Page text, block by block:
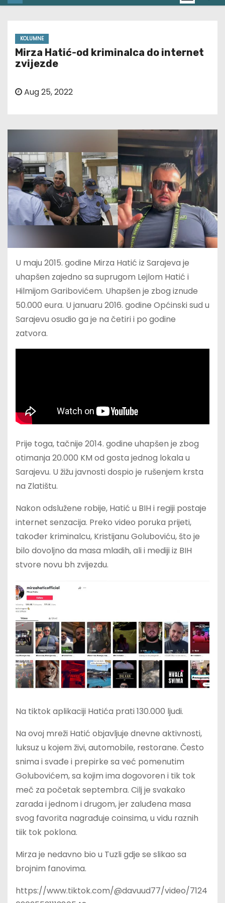
KOLUMNE
Mirza Hatić-od kriminalca do internet
zvijezde
Aug 25, 2022
U maju 2015. godine Mirza Hatić iz Sarajeva je
uhapšen zajedno sa suprugom Lejlom Hatić i
Hilmijom Garibovićem. Uhapšen je zbog iznude
50.000 eura. U januaru 2016. godine Općinski sud u
Sarajevu osudio ga je na četiri i po godine
zatvora.
Prije toga, tačnije 2014. godine uhapšen je zbog
otimanja 20.000 KM od gosta jednog lokala u
Sarajevu. U žižu javnosti dospio je rušenjem krsta
na Zlatištu.
Nakon odslužene robije, Hatić u BIH i regiji postaje
internet senzacija. Preko video poruka prijeti,
također kriminalcu, Kristijanu Goluboviću, što je
bilo dovoljno da masa mladih, ali i mediji iz BIH
stvore novu bh zvijezdu.
Na tiktok aplikaciji Hatića prati 130.000 ljudi.
Na ovoj mreži Hatić objavljuje dnevne aktivnosti,
luksuz u kojem živi, automobile, restorane. Često
snima i svađe i prepirke sa već pomenutim
Golubovićem, sa kojim ima dogovoren i tik tok
meč za početak septembra. Cilj je svakako
zarada i jednom i drugom, jer zaluđena masa
svog favorita nagrađuje coinsima, u vidu raznih
tiik tok poklona.
Mirza je nedavno bio u Tuzli gdje se slikao sa
brojnim fanovima.
https://www.tiktok.com/@davuud77/video/7124